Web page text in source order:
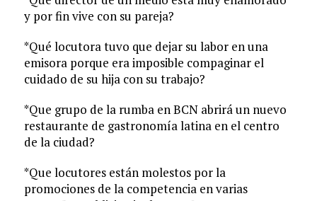
y por fin vive con su pareja?
*Qué locutora tuvo que dejar su labor en una
emisora porque era imposible compaginar el
cuidado de su hija con su trabajo?
*Que grupo de la rumba en BCN abrirá un nuevo
restaurante de gastronomía latina en el centro
de la ciudad?
*Que locutores están molestos por la
promociones de la competencia en varias